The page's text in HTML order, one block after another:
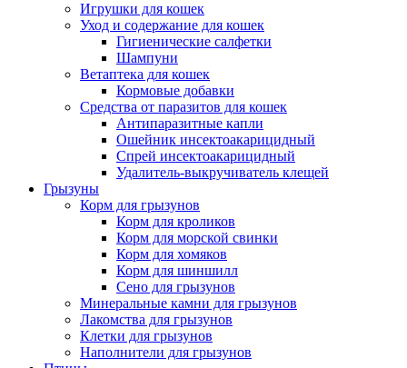
Игрушки для кошек
Уход и содержание для кошек
Гигиенические салфетки
Шампуни
Ветаптека для кошек
Кормовые добавки
Средства от паразитов для кошек
Антипаразитные капли
Ошейник инсектоакарицидный
Спрей инсектоакарицидный
Удалитель-выкручиватель клещей
Грызуны
Корм для грызунов
Корм для кроликов
Корм для морской свинки
Корм для хомяков
Корм для шиншилл
Сено для грызунов
Минеральные камни для грызунов
Лакомства для грызунов
Клетки для грызунов
Наполнители для грызунов